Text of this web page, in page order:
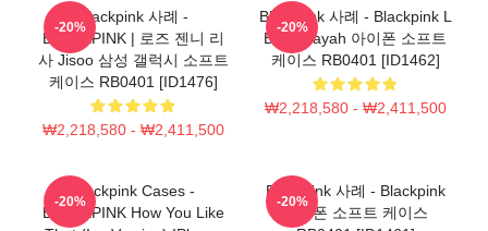
Blackpink 사례 -
BLACKPINK | 로즈 젠니 리
사 Jisoo 삼성 갤럭시 소프트
케이스 RB0401 [ID1476]
₩2,218,580 - ₩2,411,500
-20%
Blackpink 사례 - Blackpink L
Boombayah 아이폰 소프트
케이스 RB0401 [ID1462]
₩2,218,580 - ₩2,411,500
-20%
Blackpink Cases -
BLACKPINK How You Like
-20%
Blackpink 사례 - Blackpink
아이폰 소프트 케이스
-20%